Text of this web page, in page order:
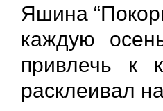
Яшина
каждую
привлечь к
расклеивал